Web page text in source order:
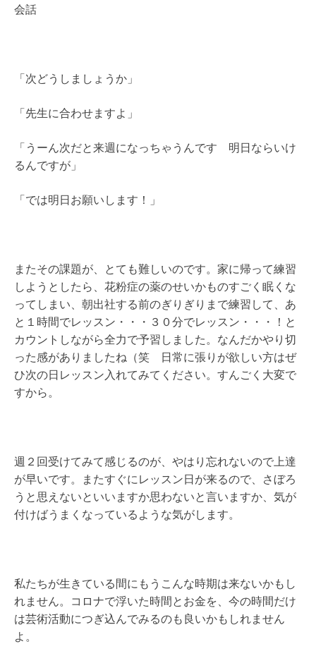
会話
「次どうしましょうか」
「先生に合わせますよ」
「うーん次だと来週になっちゃうんです 明日ならいけ
るんですが」
「では明日お願いします！」
またその課題が、とても難しいのです。家に帰って練習
しようとしたら、花粉症の薬のせいかものすごく眠くな
ってしまい、朝出社する前のぎりぎりまで練習して、あ
と１時間でレッスン・・・３０分でレッスン・・・！と
カウントしながら全力で予習しました。なんだかやり切
った感がありましたね（笑 日常に張りが欲しい方はぜ
ひ次の日レッスン入れてみてください。すんごく大変で
すから。
週２回受けてみて感じるのが、やはり忘れないので上達
が早いです。またすぐにレッスン日が来るので、さぼろ
うと思えないといいますか思わないと言いますか、気が
付けばうまくなっているような気がします。
私たちが生きている間にもうこんな時期は来ないかもし
れません。コロナで浮いた時間とお金を、今の時間だけ
は芸術活動につぎ込んでみるのも良いかもしれません
よ。